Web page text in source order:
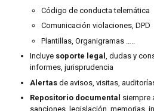
Código de conducta telemática
Comunicación violaciones, DPD
Plantillas, Organigramas …..
Incluye soporte legal , dudas y
informes, jurisprudencia
Alertas de avisos, visitas,
Repositorio documental siempre
sanciones, legislación, memorias,